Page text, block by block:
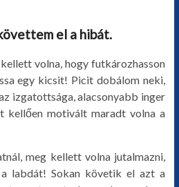
el a hibát.
volna, hogy futkározhasson
egy kicsit! Picit dobálom neki,
izgatottsága, alacsonyabb inger
kellően motivált maradt volna a
meg kellett volna jutalmazni,
labdát! Sokan követik el azt a